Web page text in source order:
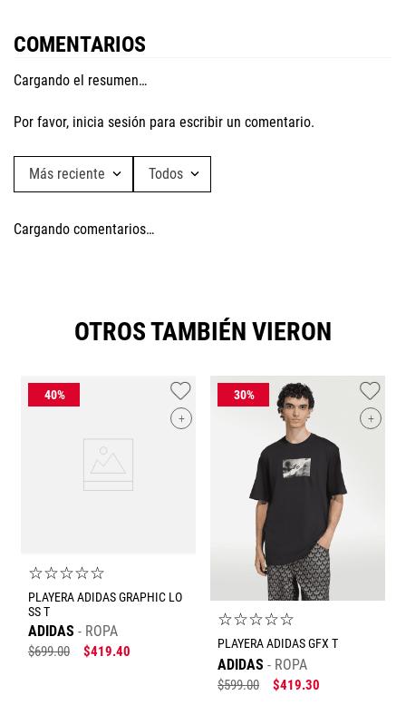
COMENTARIOS
Cargando el resumen…
Por favor, inicia sesión para escribir un comentario.
Más reciente Todos
Cargando comentarios…
OTROS TAMBIÉN VIERON
+
☆☆☆☆☆
PLAYERA ADIDAS GRAPHIC LO
SS T
ADIDAS ROPA
$699.00 $419.40
+
☆☆☆☆☆
PLAYERA ADIDAS GFX T
ADIDAS ROPA
$599.00 $419.30